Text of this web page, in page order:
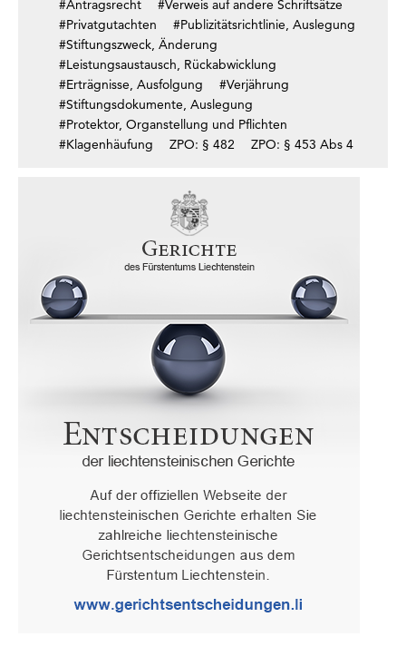
#Antragsrecht
#Verweis auf andere Schriftsätze
#Privatgutachten
#Publizitätsrichtlinie, Auslegung
#Stiftungszweck, Änderung
#Leistungsaustausch, Rückabwicklung
#Erträgnisse, Ausfolgung
#Verjährung
#Stiftungsdokumente, Auslegung
#Protektor, Organstellung und Pflichten
#Klagenhäufung
ZPO: § 482 ZPO: § 453 Abs 4